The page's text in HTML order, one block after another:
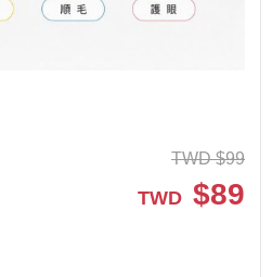
TWD $99
TWD $89